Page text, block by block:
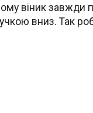
віник завжди
вниз. Так